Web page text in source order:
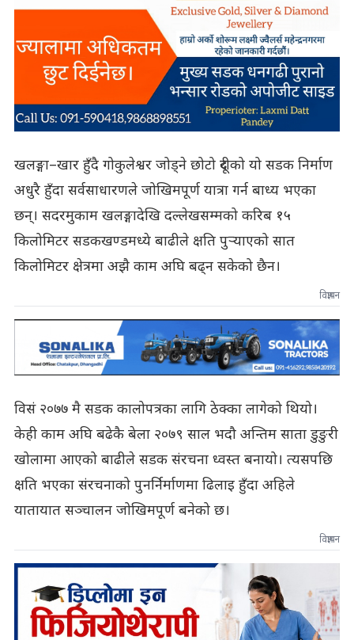
खलङ्गा–खार हुँदै गोकुलेश्वर जोड्ने छोटो दूरीको यो सडक निर्माण
अधुरै हुँदा सर्वसाधारणले जोखिमपूर्ण यात्रा गर्न बाध्य भएका
छन्। सदरमुकाम खलङ्गादेखि दल्लेखसम्मको करिब १५
किलोमिटर सडकखण्डमध्ये बाढीले क्षति पुर्‍याएको सात
किलोमिटर क्षेत्रमा अझै काम अघि बढ्न सकेको छैन।
विज्ञापन
विसं २०७७ मै सडक कालोपत्रका लागि ठेक्का लागेको थियो।
केही काम अघि बढेकै बेला २०७९ साल भदौ अन्तिम साता डुङुरी
खोलामा आएको बाढीले सडक संरचना ध्वस्त बनायो। त्यसपछि
क्षति भएका संरचनाको पुनर्निर्माणमा ढिलाइ हुँदा अहिले
यातायात सञ्चालन जोखिमपूर्ण बनेको छ।
विज्ञापन